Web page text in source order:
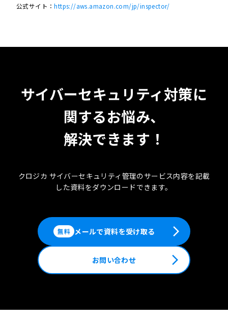
公式サイト：https://aws.amazon.com/jp/inspector/
サイバーセキュリティ対策に
関するお悩み、
解決できます！
クロジカ サイバーセキュリティ管理のサービス内容を記載
した資料をダウンロードできます。
無料 メールで資料を受け取る arrow_forward_ios
お問い合わせ arrow_forward_ios